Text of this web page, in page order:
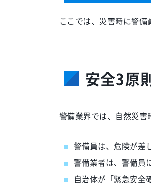
ここでは、災害時に警備
安全3原
警備業界では、自然災害
警備員は、危険が差
警備業者は、警備員
自治体が「緊急安全